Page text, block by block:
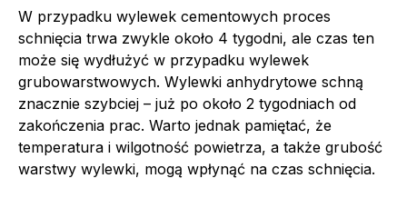
W przypadku wylewek cementowych proces
schnięcia trwa zwykle około 4 tygodni, ale czas ten
może się wydłużyć w przypadku wylewek
grubowarstwowych. Wylewki anhydrytowe schną
znacznie szybciej – już po około 2 tygodniach od
zakończenia prac. Warto jednak pamiętać, że
temperatura i wilgotność powietrza, a także grubość
warstwy wylewki, mogą wpłynąć na czas schnięcia.